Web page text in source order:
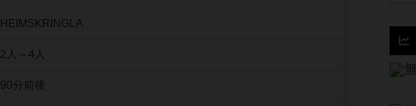
HEIMSKRINGLA
2人～4人
90分前後